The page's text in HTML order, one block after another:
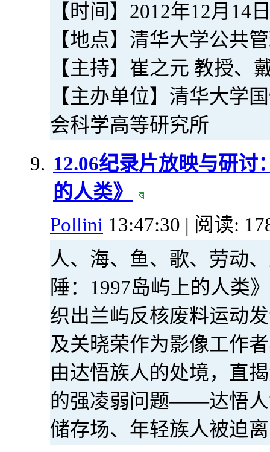
【时间】2012年12月14
【地点】清华大学公共
【主持】崔之元 教授、
【主办单位】清华大学
会科学高等研究所
12.06纪录片放映与研
的人类》
Pollini 13:47:30 | 阅读:
人、海、鱼、歌、劳动
陲：1997岛屿上的人类
织出兰屿反核废料运动
及关晓荣作为影像工作
由达悟族人的处境，直
的强凌弱问题——达悟人
储存场、年轻族人被迫